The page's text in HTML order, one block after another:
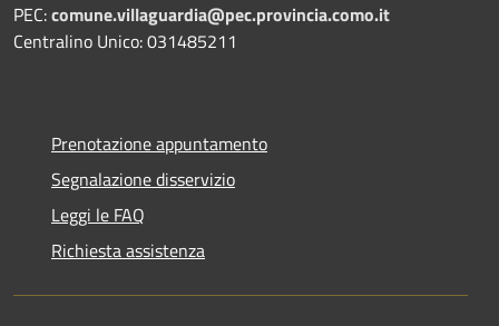
PEC:comune.villaguardia@pec.provincia.como.it
Centralino Unico: 031485211
Prenotazione appuntamento
Segnalazione disservizio
Leggi le FAQ
Richiesta assistenza